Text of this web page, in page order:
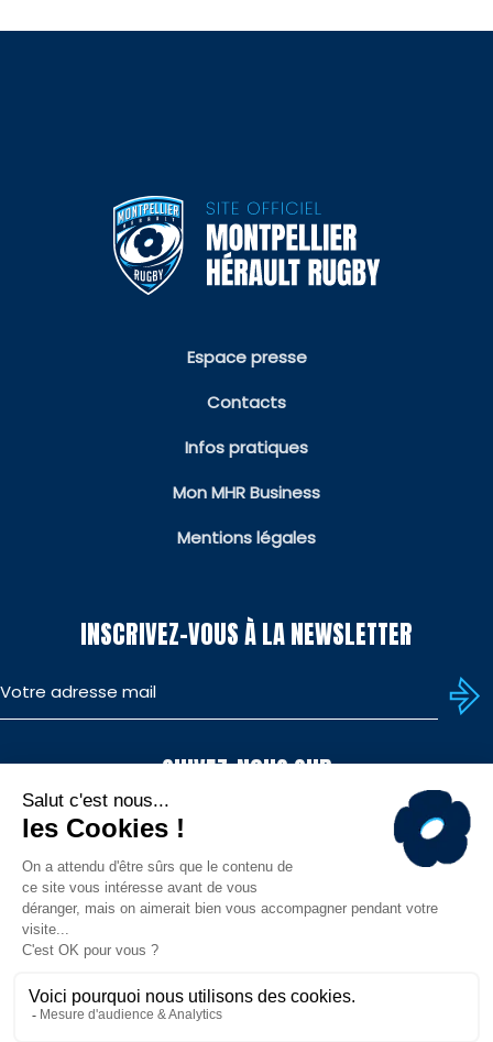
Espace presse
Contacts
Infos pratiques
Mon MHR Business
Mentions légales
INSCRIVEZ-VOUS À LA NEWSLETTER
SUIVEZ-NOUS SUR
TÉLÉCHARGEZ L'APP